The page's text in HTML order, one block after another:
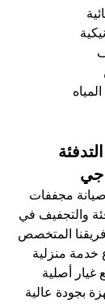
جي
مجففات
والتجفيف في
فريقنا المتخصص
منزلية
أصلية
بجودة عالية